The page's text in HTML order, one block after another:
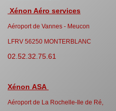
Xénon Aéro services
Aéroport de Vannes - Meucon
LFRV 56250 MONTERBLANC
02.52.32.75.61
Xénon ASA
Aéroport de La Rochelle-Ile de Ré,